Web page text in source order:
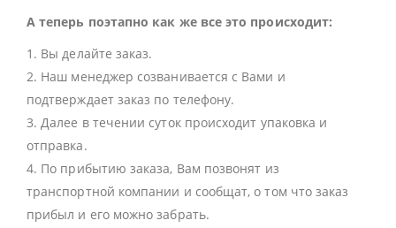
А теперь поэтапно как же все это происходит:
1. Вы делайте заказ.
2. Наш менеджер созванивается с Вами и
подтверждает заказ по телефону.
3. Далее в течении суток происходит упаковка и
отправка.
4. По прибытию заказа, Вам позвонят из
транспортной компании и сообщат, о том что заказ
прибыл и его можно забрать.